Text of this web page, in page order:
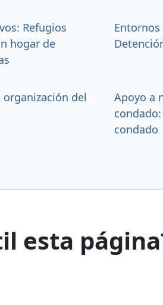
Refugios
hogar de
del
Apoyo a
condado
esta